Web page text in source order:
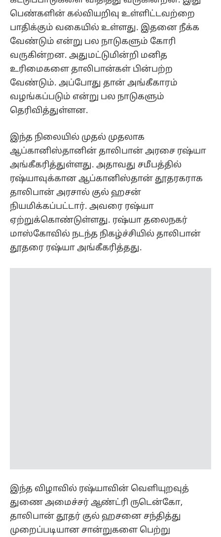
பெண்களின் கல்வியறிவு உள்ளிட்டவற்றை
பாதிக்கும் வகையில் உள்ளது. இதனை நீக்க
வேண்டும் என்று பல நாடுகளும் கோரி
வருகின்றன. அதுமட்டுமின்றி மனித
உரிமைகளை தாலிபான்கள் பின்பற்ற
வேண்டும். அப்போது தான் அங்கீகாரம்
வழங்கப்படும் என்று பல நாடுகளும்
தெரிவித்துள்ளன.
இந்த நிலையில் முதல் முதலாக
ஆப்கானிஸ்தானின் தாலிபான் அரசை ரஷ்யா
அங்கீகரித்துள்ளது. அதாவது சமீபத்தில்
ரஷ்யாவுக்கான ஆப்கானிஸ்தான் தூதரகராக
தாலிபான் அரசால் குல் ஹசன்
நியமிக்கப்பட்டார். அவரை ரஷ்யா
ஏற்றுக்கொண்டுள்ளது. ரஷ்யா தலைநகர்
மாஸ்கோவில் நடந்த நிகழ்ச்சியில் தாலிபான்
தூதரை ரஷ்யா அங்கீகரித்தது.
இந்த விழாவில் ரஷ்யாவின் வெளியுறவுத்
துணை அமைச்சர் ஆண்ட்ரி ருடென்கோ,
தாலிபான் தூதர் குல் ஹசனை சந்தித்து
முறைப்படியான சான்றுகளை பெற்று